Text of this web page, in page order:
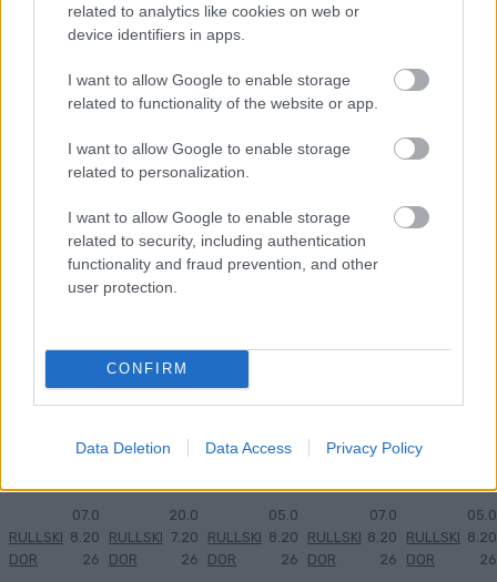
related to analytics like cookies on web or
device identifiers in apps.
I want to allow Google to enable storage
related to functionality of the website or app.
I want to allow Google to enable storage
related to personalization.
I want to allow Google to enable storage
related to security, including authentication
functionality and fraud prevention, and other
user protection.
CONFIRM
Data Deletion Data Access Privacy Policy
MEST LÄSTA
Myhl
back
helt
överlä
cs...
RULLSKI
DOR
07.0
8.20
26
2 Myhl
back
siktar
på
Trysil
sprint
en
RULLSKI
DOR
20.0
7.20
26
3 Så
gick
det i
svens
ka
atser
RULLSKI
DOR
05.0
8.20
26
4 BLIN
KFES
TIVAL
segra
masst
RULLSKI
DOR
07.0
8.20
26
5
RULLSKI
DOR
05.0
8.20
26